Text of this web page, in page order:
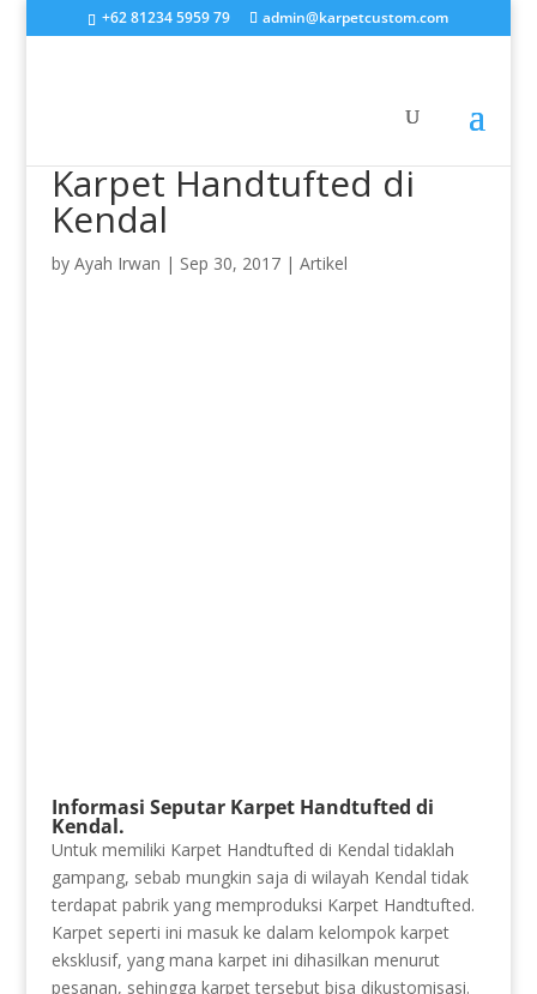
+62 81234 5959 79 admin@karpetcustom.com
Karpet Handtufted di
Kendal
by Ayah Irwan | Sep 30, 2017| Artikel
Informasi Seputar Karpet Handtufted di
Kendal.
Untuk memiliki Karpet Handtufted di Kendal tidaklah
gampang, sebab mungkin saja di wilayah Kendal tidak
terdapat pabrik yang memproduksi Karpet Handtufted.
Karpet seperti ini masuk ke dalam kelompok karpet
eksklusif, yang mana karpet ini dihasilkan menurut
pesanan, sehingga karpet tersebut bisa dikustomisasi.